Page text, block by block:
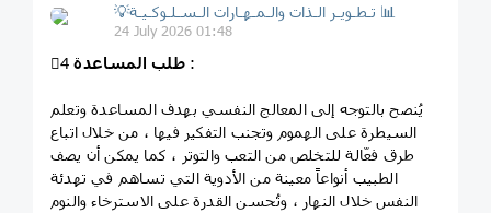
💡تـطـويـر الـذات والـمـهـارات الـسـلـوكـيـة 📊
24 July 2026 01:48
4⃣ طلب المساعدة :
يُنصح بالتوجه إلى المعالج النفسي بهدف المساعدة وتعلم
السيطرة على الهموم وتجنب التفكير فيها ، من خلال اتباع
طرق فعّالة للتخلص من التعب والتوتر ، كما يمكن أن يصف
الطبيب أنواعاً معينة من الأدوية التي تساهم في تهدئة
النفس خلال النهار ، وتُحسن القدرة على الاسترخاء والنوم